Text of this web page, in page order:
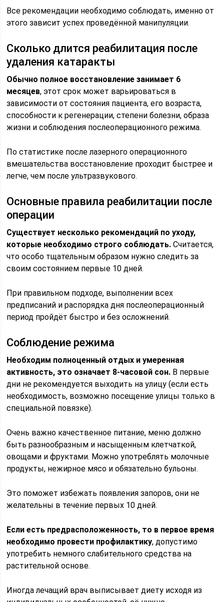
Все рекомендации необходимо соблюдать, именно от
этого зависит успех проведённой манипуляции.
Сколько длится реабилитация после
удаления катаракты
Обычно полное восстановление занимает 6
месяцев, этот срок может варьироваться в
зависимости от состояния пациента, его возраста,
способности к регенерации, степени болезни, образа
жизни и соблюдения послеоперационного режима.
По статистике после лазерного операционного
вмешательства восстановление проходит быстрее и
легче, чем после ультразвукового.
Основные правила реабилитации после
операции
Существует несколько рекомендаций по уходу,
которые необходимо строго соблюдать. Считается,
что особо тщательным образом нужно следить за
своим состоянием первые 10 дней.
При правильном подходе, выполнении всех
предписаний и распорядка дня послеоперационный
период пройдёт быстро и без осложнений.
Соблюдение режима
Необходим полноценный отдых и умеренная
активность, это означает 8-часовой сон. В первые
дни не рекомендуется выходить на улицу (если есть
необходимость, возможно посещение улицы только в
специальной повязке).
Очень важно качественное питание, меню должно
быть разнообразным и насыщенным клетчаткой,
овощами и фруктами. Можно употреблять молочные
продукты, нежирное мясо и обязательно бульоны.
Это поможет избежать появления запоров, они не
желательны в течение первых 10 дней.
Если есть предрасположенность, то в первое время
необходимо провести профилактику, допустимо
употребить немного слабительного средства на
растительной основе.
Иногда лечащий врач выписывает диету исходя из